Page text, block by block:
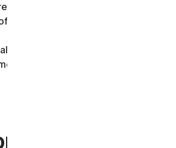
aggiornamenti o
feedback, recensioni,
o idee relativi ai Servizi inviati a
2 - CONDIZIONI